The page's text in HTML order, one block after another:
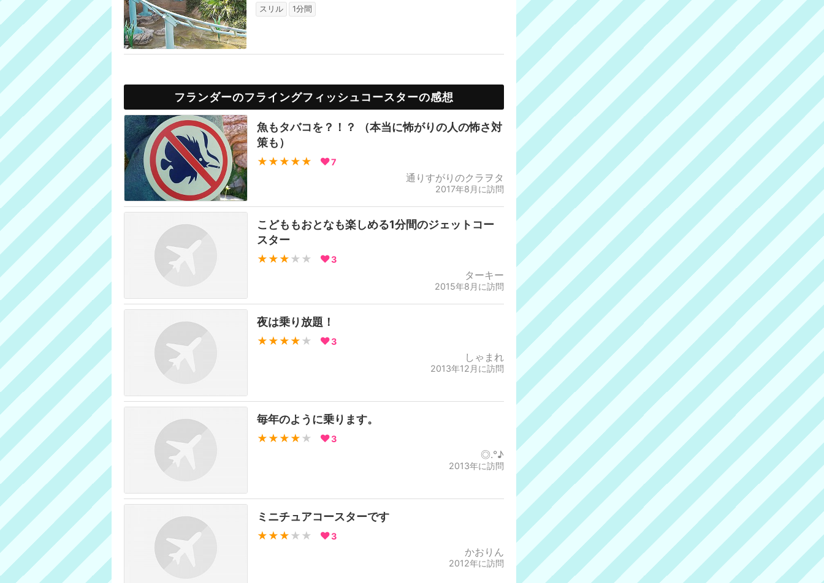
スリル 1分間
フランダーのフライングフィッシュコースターの感想
魚もタバコを？！？ （本当に怖がりの人の怖さ対
策も）
★★★★★ 7
通りすがりのクラヲタ
2017年8月に訪問
こどももおとなも楽しめる1分間のジェットコー
スター
★★★ ★★ 3
ターキー
2015年8月に訪問
夜は乗り放題！
★★★★ ★ 3
しゃまれ
2013年12月に訪問
毎年のように乗ります。
★★★★ ★ 3
◎.°♪
2013年に訪問
ミニチュアコースターです
★★★ ★★ 3
かおりん
2012年に訪問